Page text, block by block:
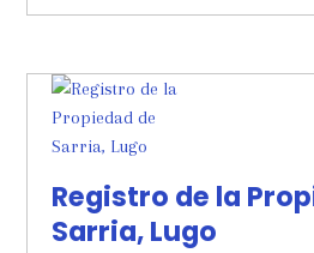
Registro de la
Sarria, Lugo